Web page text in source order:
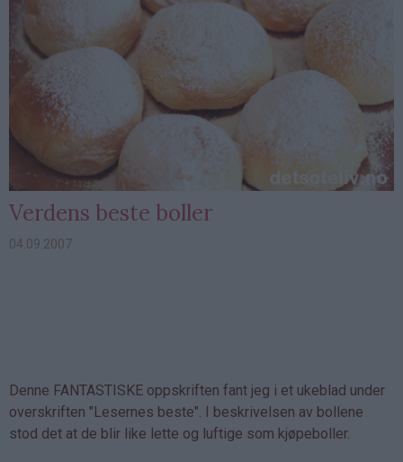
Verdens beste boller
04.09.2007
Denne FANTASTISKE oppskriften fant jeg i et ukeblad under
overskriften "Lesernes beste". I beskrivelsen av bollene
stod det at de blir like lette og luftige som kjøpeboller.